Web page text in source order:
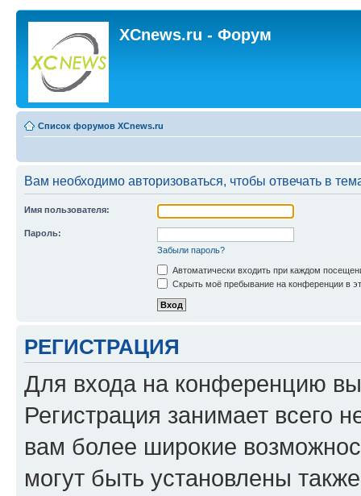
XCnews.ru - Форум
Список форумов XCnews.ru
Вам необходимо авторизоваться, чтобы отвечать в
Имя пользователя:
Пароль:
Забыли пароль?
Автоматически входить при каждом
Скрыть моё пребывание на конференции в
РЕГИСТРАЦИЯ
Для входа на конференцию
Регистрация занимает всего
вам более широкие
могут быть установлены